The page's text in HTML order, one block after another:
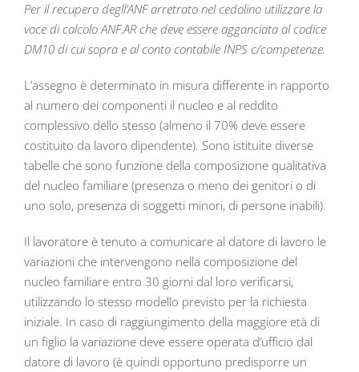
Per il recupero degll’ANF arretrato nel cedolino utilizzare la
voce di calcolo ANF.AR che deve essere agganciata al codice
DM10 di cui sopra e al conto contabile INPS c/competenze.
L’assegno è determinato in misura differente in rapporto
al numero dei componenti il nucleo e al reddito
complessivo dello stesso (almeno il 70% deve essere
costituito da lavoro dipendente). Sono istituite diverse
tabelle che sono funzione della composizione qualitativa
del nucleo familiare (presenza o meno dei genitori o di
uno solo, presenza di soggetti minori, di persone inabili).
Il lavoratore è tenuto a comunicare al datore di lavoro le
variazioni che intervengono nella composizione del
nucleo familiare entro 30 giorni dal loro verificarsi,
utilizzando lo stesso modello previsto per la richiesta
iniziale. In caso di raggiungimento della maggiore età di
un figlio la variazione deve essere operata d’ufficio dal
datore di lavoro (è quindi opportuno predisporre un